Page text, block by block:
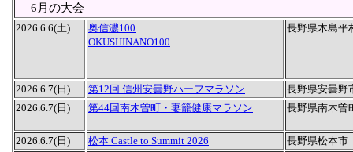
6月の大会
2026.6.6(土)
奥信濃100
OKUSHINANO100
長野県木島平
2026.6.7(日) 第12回 信州安曇野ハーフマラソン
長野県安曇野
2026.6.7(日)
第44回南木曽町・妻籠健康マラソン 長野県南木曽
2026.6.7(日) 松本 Castle to Summit 2026
長野県松本市